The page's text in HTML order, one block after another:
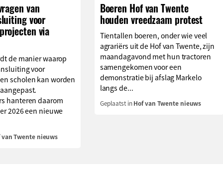
van
voor
via
de manier waarop
voor
scholen kan worden
hanteren daarom
2026 een nieuwe
van Twente nieuws
Boeren Hof van Twente
houden vreedzaam protest
Tientallen boeren, onder wie veel
agrariërs uit de Hof van Twente, zijn
maandagavond met hun tractoren
samengekomen voor een
demonstratie bij afslag Markelo
langs de...
Geplaatst inHof van Twente nieuws